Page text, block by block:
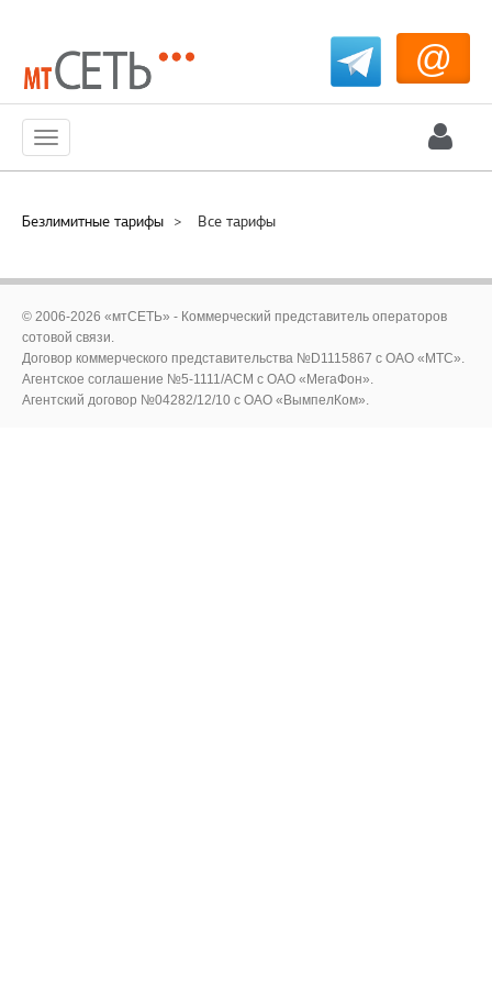
@
Меню
Безлимитные тарифы > Все тарифы
© 2006-2026 «мтСЕТЬ» - Коммерческий представитель операторов
сотовой связи.
Договор коммерческого представительства №D1115867 c ОАО «МТС».
Агентское соглашение №5-1111/ACM c ОАО «МегаФон».
Агентский договор №04282/12/10 с ОАО «ВымпелКом».